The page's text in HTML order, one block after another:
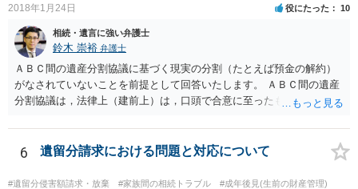
2018年1月24日 役にたった 10
相続・遺言に強い弁護士
鈴木 崇裕 弁護士
ＡＢＣ間の遺産分割協議に基づく現実の分割（たとえば預金の解約）
がなされていないことを前提として回答いたします。 ＡＢＣ間の遺産
分割協議は，法律上（建前上）は，口頭で合意に至ったものであって
ん。 また，不動産の名義を移転するためには，遺産分割協議書への署
名捺印を得る必要があります。 したがって，残念ながら，「ＡＢＣ間
の遺産分割協議が有効に成立している」という前提に基づく主張は困
難と思われます。 「ＡＢＣ間の遺産分割協議は未了のまま，ＡとＢが
6 遺留分請求における問題と対応について
#遺留分侵害額請求・放棄 #家族間の相続トラブル #成年後見(生前の財産管理)